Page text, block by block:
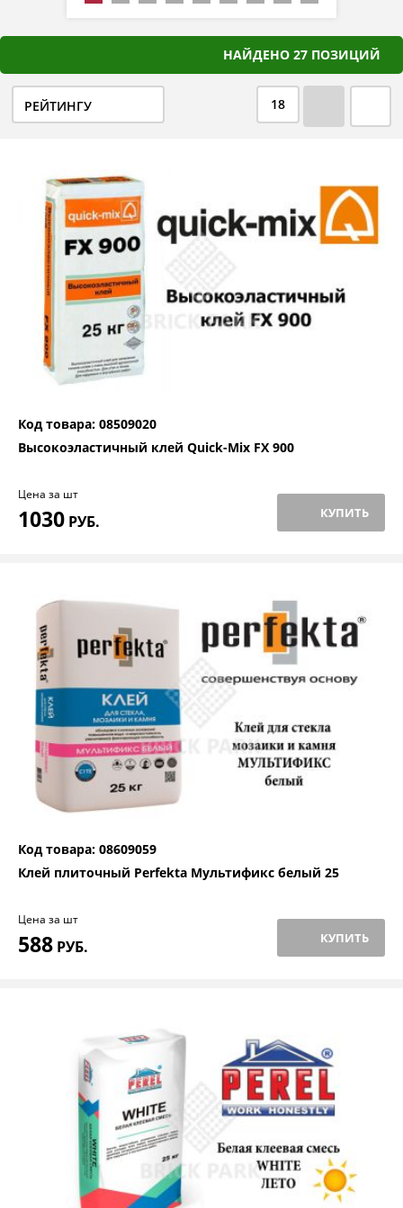
НАЙДЕНО 27 ПОЗИЦИЙ
РЕЙТИНГУ 18
Код товара: 08509020
Высокоэластичный клей Quick-Mix FX 900
Цена за шт
1030 РУБ. КУПИТЬ
Код товара: 08609059
Клей плиточный Perfekta Мультификс белый 25
Цена за шт
588 РУБ. КУПИТЬ